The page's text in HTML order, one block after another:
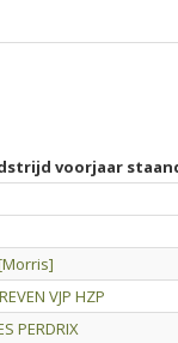
voorjaar
VJP HZP
PERDRIX